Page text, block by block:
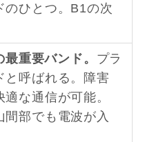
のひとつ。B1の次
重要バンド。 プラ
と呼ばれる。障害
な通信が可能。
間部でも電波が入